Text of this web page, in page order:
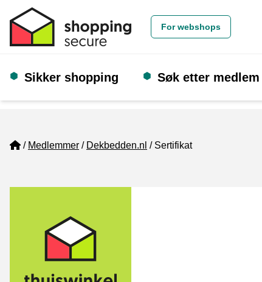
For webshops
Sikker shopping Søk etter medlem
Home
Medlemmer Dekbedden.nl Sertifikat